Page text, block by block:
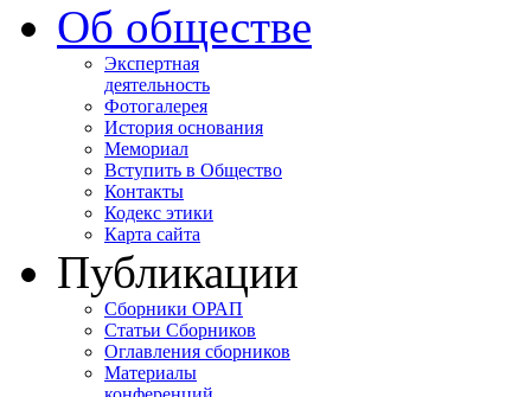
Об обществе
Экспертная
деятельность
Фотогалерея
История основания
Мемориал
Вступить в Общество
Контакты
Кодекс этики
Карта сайта
Публикации
Сборники ОРАП
Статьи Сборников
Оглавления сборников
Материалы